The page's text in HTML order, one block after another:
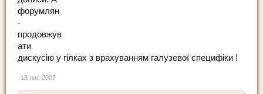
форумлян
-
продовжув
ати
дискусію у гілках з врахуванням галузевої специфіки !
18 лис 2007